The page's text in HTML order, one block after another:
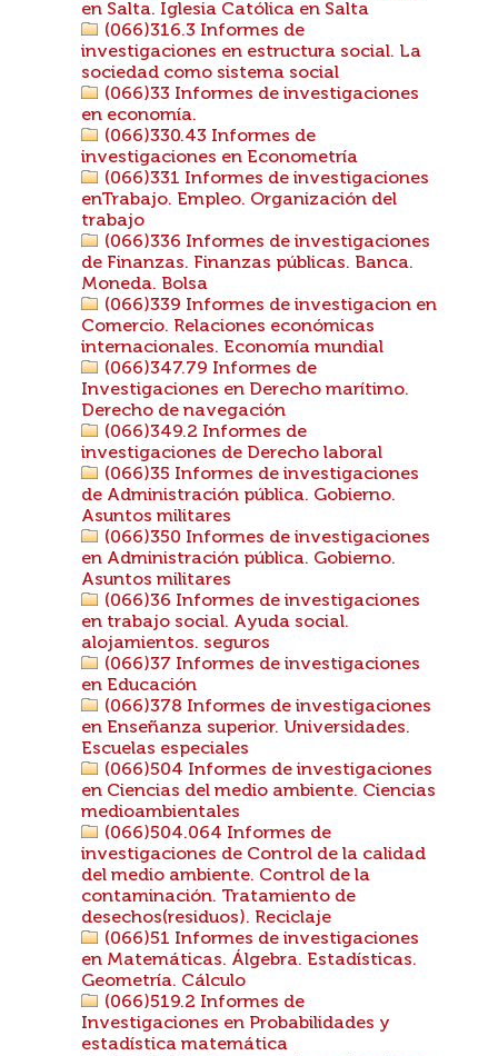
en Salta. Iglesia Católica en Salta
(066)316.3 Informes de
investigaciones en estructura social. La
sociedad como sistema social
(066)33 Informes de investigaciones
en economía.
(066)330.43 Informes de
investigaciones en Econometría
(066)331 Informes de investigaciones
enTrabajo. Empleo. Organización del
trabajo
(066)336 Informes de investigaciones
de Finanzas. Finanzas públicas. Banca.
Moneda. Bolsa
(066)339 Informes de investigacion en
Comercio. Relaciones económicas
internacionales. Economía mundial
(066)347.79 Informes de
Investigaciones en Derecho marítimo.
Derecho de navegación
(066)349.2 Informes de
investigaciones de Derecho laboral
(066)35 Informes de investigaciones
de Administración pública. Gobierno.
Asuntos militares
(066)350 Informes de investigaciones
en Administración pública. Gobierno.
Asuntos militares
(066)36 Informes de investigaciones
en trabajo social. Ayuda social.
alojamientos. seguros
(066)37 Informes de investigaciones
en Educación
(066)378 Informes de investigaciones
en Enseñanza superior. Universidades.
Escuelas especiales
(066)504 Informes de investigaciones
en Ciencias del medio ambiente. Ciencias
medioambientales
(066)504.064 Informes de
investigaciones de Control de la calidad
del medio ambiente. Control de la
contaminación. Tratamiento de
desechos(residuos). Reciclaje
(066)51 Informes de investigaciones
en Matemáticas. Álgebra. Estadísticas.
Geometría. Cálculo
(066)519.2 Informes de
Investigaciones en Probabilidades y
estadística matemática